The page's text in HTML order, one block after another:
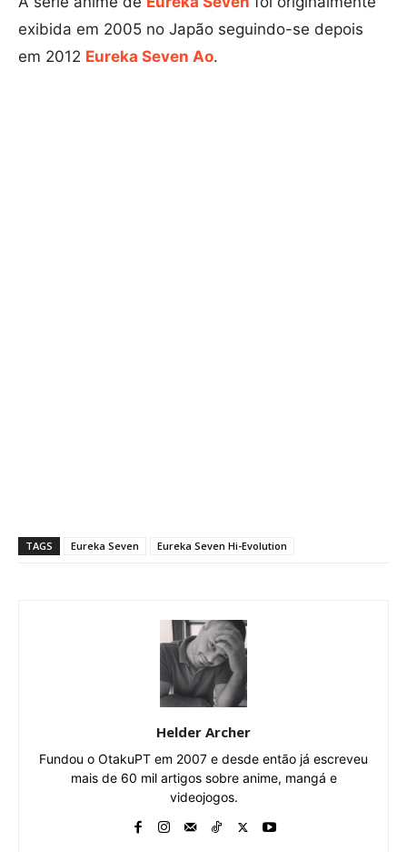
exibida em 2005 no Japão seguindo-se depois
em 2012 Eureka Seven Ao.
TAGS Eureka Seven Eureka Seven Hi-Evolution
Helder Archer
Fundou o OtakuPT em 2007 e desde então já escreveu
mais de 60 mil artigos sobre anime, mangá e
videojogos.